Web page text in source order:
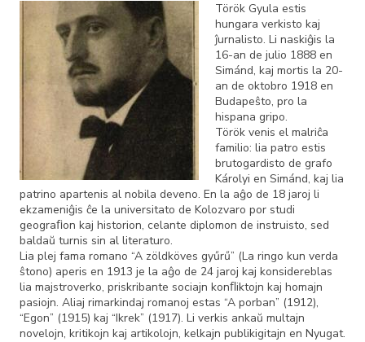
Török Gyula estis
hungara verkisto kaj
ĵurnalisto. Li naskiĝis la
16-an de julio 1888 en
Simánd, kaj mortis la 20-
an de oktobro 1918 en
Budapeŝto, pro la
hispana gripo.
Török venis el malriĉa
familio: lia patro estis
brutogardisto de grafo
Károlyi en Simánd, kaj lia
patrino apartenis al nobila deveno. En la aĝo de 18 jaroj li
ekzameniĝis ĉe la universitato de Kolozvaro por studi
geograﬁon kaj historion, celante diplomon de instruisto, sed
baldaŭ turnis sin al literaturo.
Lia plej fama romano “A zöldköves gyűrű” (La ringo kun verda
ŝtono) aperis en 1913 je la aĝo de 24 jaroj kaj konsidereblas
lia majstroverko, priskribante sociajn konﬂiktojn kaj homajn
pasiojn. Aliaj rimarkindaj romanoj estas “A porban” (1912),
“Egon” (1915) kaj “Ikrek” (1917). Li verkis ankaŭ multajn
novelojn, kritikojn kaj artikolojn, kelkajn publikigitajn en Nyugat.